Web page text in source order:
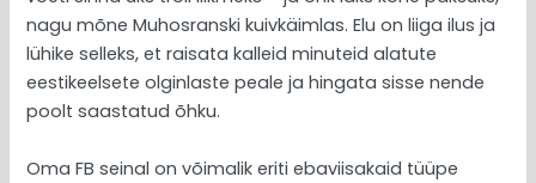
nagu mõne Muhosranski kuivkäimlas. Elu on liiga ilus ja
lühike selleks, et raisata kalleid minuteid alatute
eestikeelsete olginlaste peale ja hingata sisse nende
poolt saastatud õhku.
Oma FB seinal on võimalik eriti ebaviisakaid tüüpe